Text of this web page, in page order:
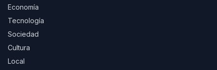
Economía
Tecnología
Sociedad
Cultura
Local